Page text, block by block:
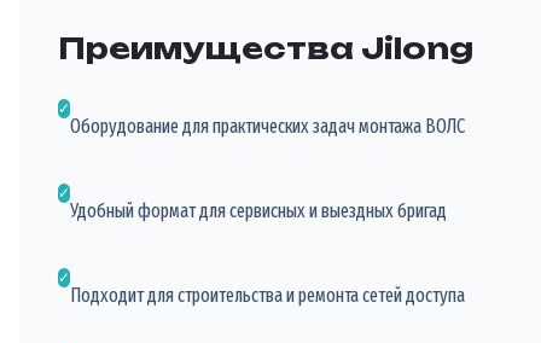
Преимущества Jilong
✓
Оборудование для практических задач монтажа ВОЛС
✓
Удобный формат для сервисных и выездных бригад
✓
Подходит для строительства и ремонта сетей доступа